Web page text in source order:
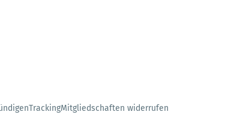
TrackingMitgliedschaften widerrufen